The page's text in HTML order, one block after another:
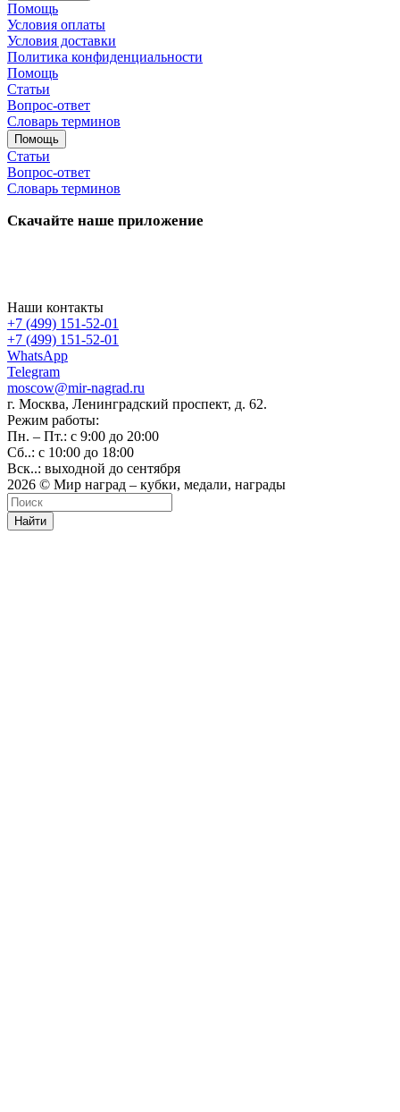
Помощь
Условия оплаты
Условия доставки
Политика конфиденциальности
Помощь
Статьи
Вопрос-ответ
Словарь терминов
Помощь
Статьи
Вопрос-ответ
Словарь терминов
Скачайте наше приложение
Наши контакты
+7 (499) 151-52-01
+7 (499) 151-52-01
WhatsApp
Telegram
moscow@mir-nagrad.ru
г. Москва, Ленинградский проспект, д. 62.
Режим работы:
Пн. – Пт.: с 9:00 до 20:00
Сб..: с 10:00 до 18:00
Вск..: выходной до сентября
2026 © Мир наград – кубки, медали, награды
Найти